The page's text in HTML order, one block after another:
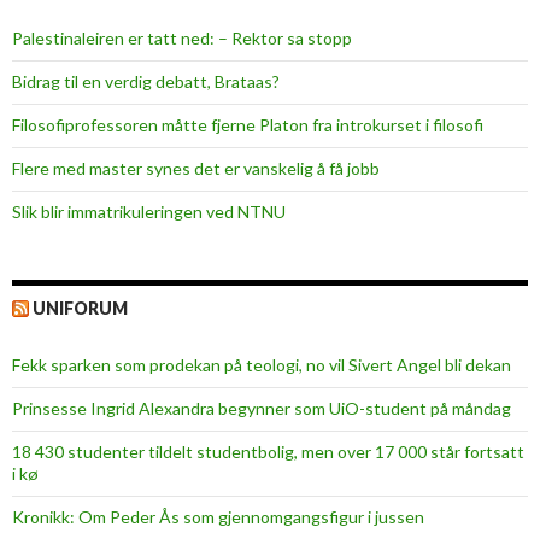
Palestinaleiren er tatt ned: – Rektor sa stopp
Bidrag til en verdig debatt, Brataas?
Filosofiprofessoren måtte fjerne Platon fra introkurset i filosofi
Flere med master synes det er vanskelig å få jobb
Slik blir immatrikuleringen ved NTNU
UNIFORUM
Fekk sparken som prodekan på teologi, no vil Sivert Angel bli dekan
Prinsesse Ingrid Alexandra begynner som UiO-student på måndag
18 430 studenter tildelt studentbolig, men over 17 000 står fortsatt
i kø
Kronikk: Om Peder Ås som gjennomgangsfigur i jussen